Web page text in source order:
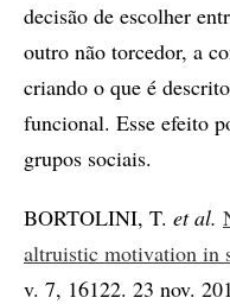
decisão de escolher
outro não torcedor, a
criando o que é
funcional. Esse efeito
grupos sociais.
BORTOLINI, T. et al.
altruistic motivation in
v. 7, 16122. 23 nov.